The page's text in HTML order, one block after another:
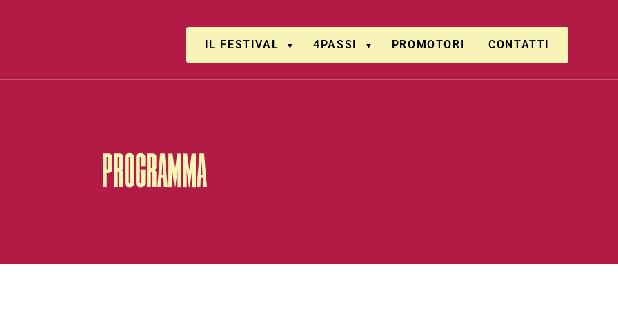
IL FESTIVAL 4PASSI PROMOTORI CONTATTI
PROGRAMMA